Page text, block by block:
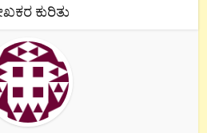
ಕುರಿತು